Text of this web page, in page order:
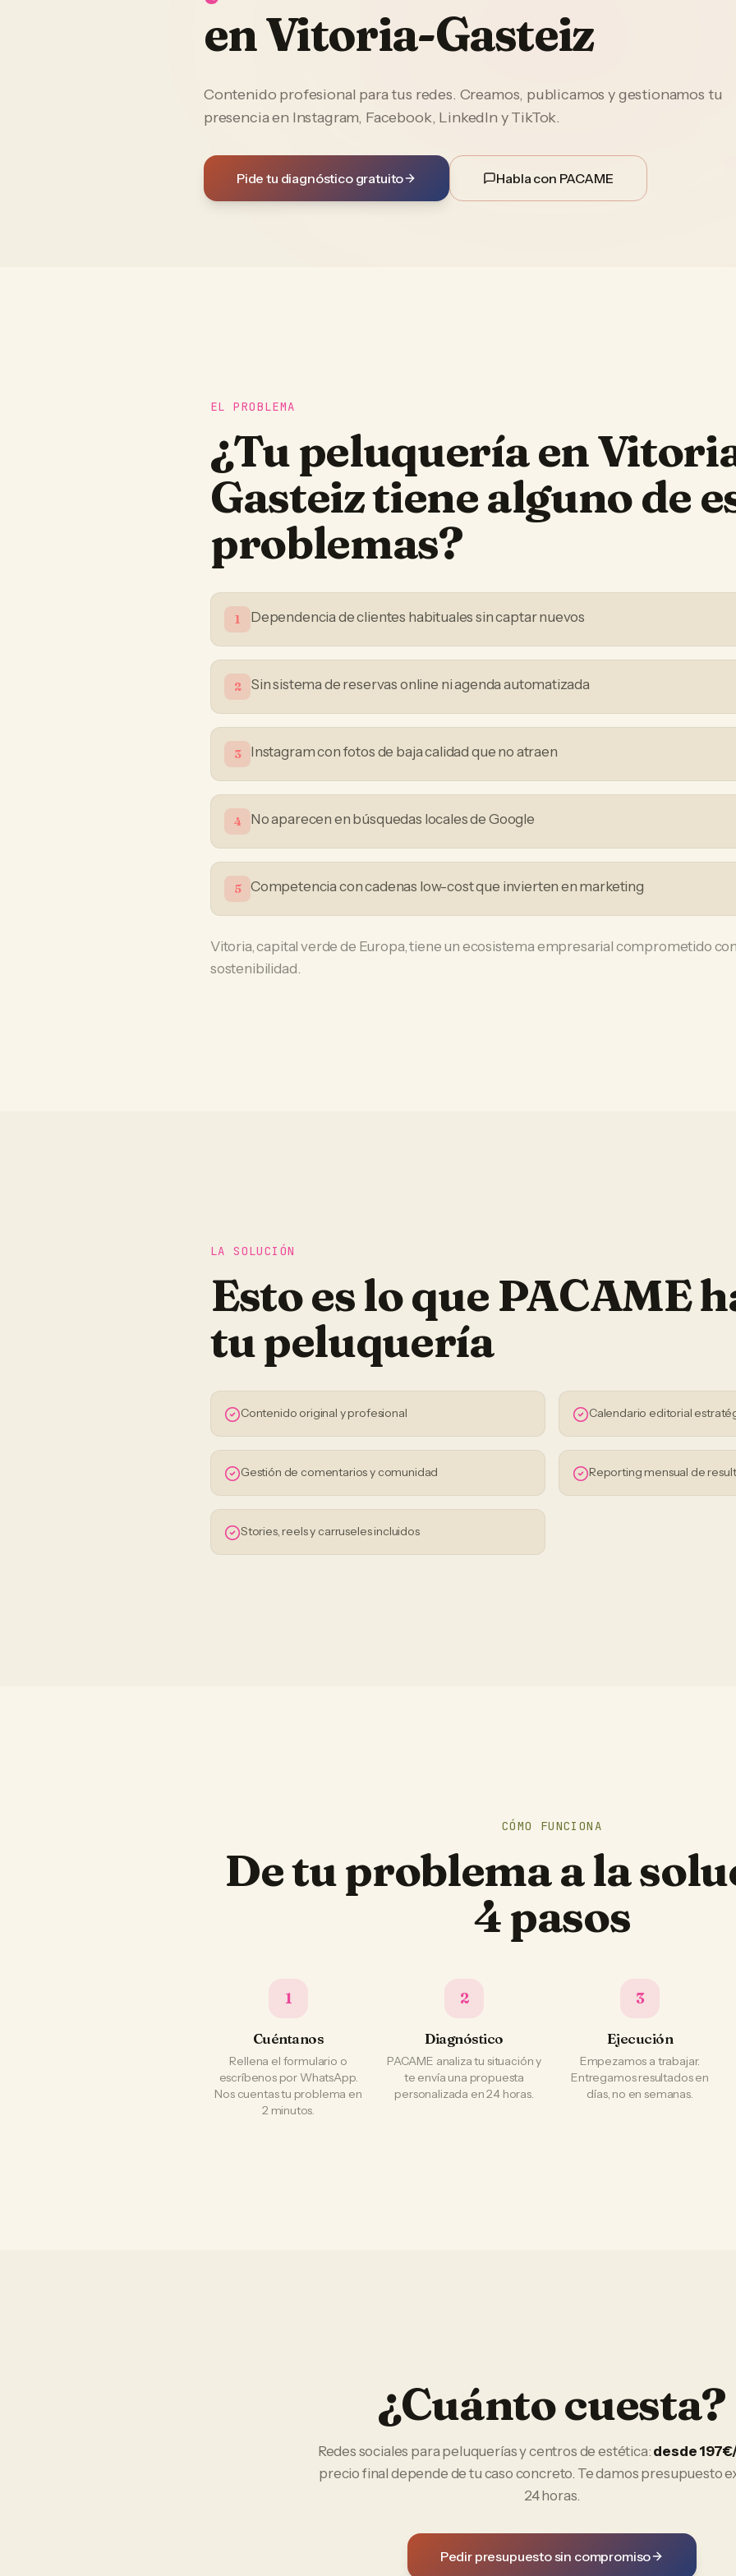
enVitoria-Gasteiz
Contenido profesional para tus redes. Creamos, publicamos y gestionamos tu
presencia en Instagram, Facebook, LinkedIn y TikTok.
Pide tu diagnóstico gratuito Habla con PACAME
EL PROBLEMA
¿Tupeluqueríaen
Gasteiztiene alguno de
problemas?
1 Dependencia de clientes habituales sin captar nuevos
2 Sin sistema de reservas online ni agenda automatizada
3 Instagram con fotos de baja calidad que no atraen
4 No aparecen en búsquedas locales de Google
5 Competencia con cadenas low-cost que invierten en marketing
Vitoria, capital verde de Europa, tiene un ecosistema empresarial comprometido
sostenibilidad.
LA SOLUCIÓN
Esto es lo que PACAME
tupeluquería
Contenido original y profesional Calendario editorial
Gestión de comentarios y comunidad Reporting mensual de
Stories, reels y carruseles incluidos
CÓMO FUNCIONA
De tu problema a la
4 pasos
1
Cuéntanos
Rellena el formulario o
escríbenos por WhatsApp.
Nos cuentas tu problema en
2 minutos.
2
Diagnóstico
PACAME analiza tu situación y
te envía una propuesta
personalizada en 24 horas.
3
Ejecución
Empezamos a trabajar.
Entregamos resultados en
días, no en semanas.
¿Cuánto cuesta?
Redes sociales parapeluquerías y centros de estética: desde
precio final depende de tu caso concreto. Te damos presupuesto
24 horas.
Pedir presupuesto sin compromiso